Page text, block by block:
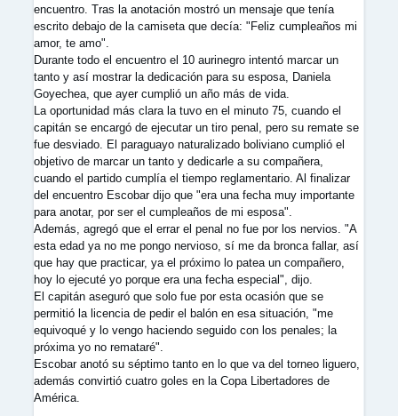
encuentro. Tras la anotación mostró un mensaje que tenía
escrito debajo de la camiseta que decía: "Feliz cumpleaños mi
amor, te amo".
Durante todo el encuentro el 10 aurinegro intentó marcar un
tanto y así mostrar la dedicación para su esposa, Daniela
Goyechea, que ayer cumplió un año más de vida.
La oportunidad más clara la tuvo en el minuto 75, cuando el
capitán se encargó de ejecutar un tiro penal, pero su remate se
fue desviado. El paraguayo naturalizado boliviano cumplió el
objetivo de marcar un tanto y dedicarle a su compañera,
cuando el partido cumplía el tiempo reglamentario. Al finalizar
del encuentro Escobar dijo que "era una fecha muy importante
para anotar, por ser el cumpleaños de mi esposa".
Además, agregó que el errar el penal no fue por los nervios. "A
esta edad ya no me pongo nervioso, sí me da bronca fallar, así
que hay que practicar, ya el próximo lo patea un compañero,
hoy lo ejecuté yo porque era una fecha especial", dijo.
El capitán aseguró que solo fue por esta ocasión que se
permitió la licencia de pedir el balón en esa situación, "me
equivoqué y lo vengo haciendo seguido con los penales; la
próxima yo no remataré".
Escobar anotó su séptimo tanto en lo que va del torneo liguero,
además convirtió cuatro goles en la Copa Libertadores de
América.